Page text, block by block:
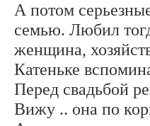
А потом
семью. Любил
женщина,
Катеньке
Перед свадьбой
Вижу .. она по